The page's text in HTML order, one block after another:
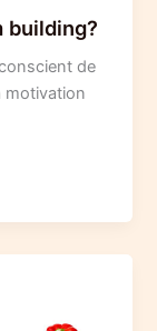
building?
de
motivation